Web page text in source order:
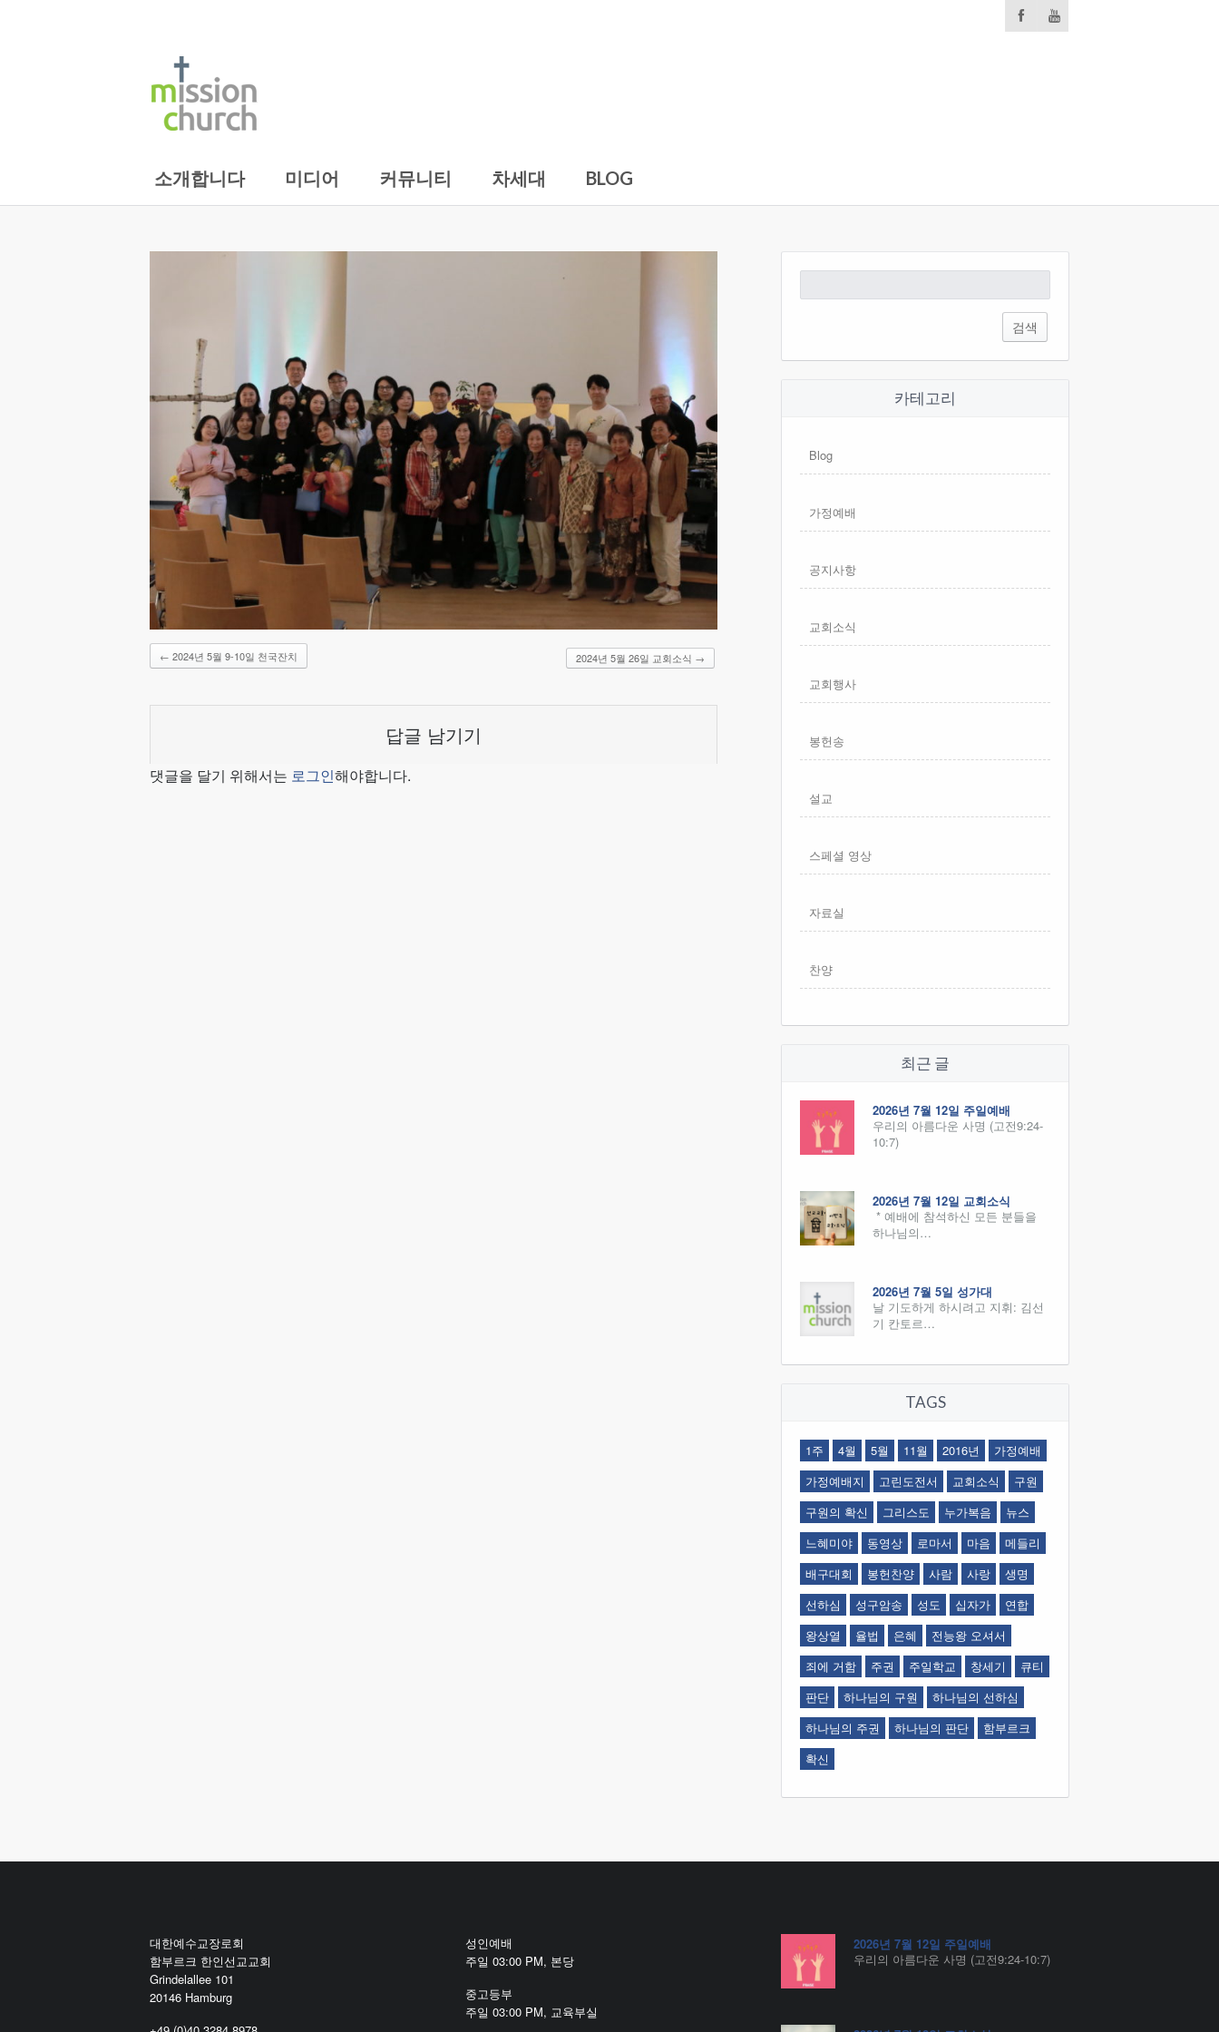
소개합니다 미디어 커뮤니티 차세대 BLOG
← 2024년 5월 9-10일 천국잔치 2024년 5월 26일 교회소식 →
답글 남기기
댓글을 달기 위해서는 로그인해야합니다.
색:
카테고리
Blog
가정예배
공지사항
교회소식
교회행사
봉헌송
설교
스페셜 영상
자료실
찬양
최근 글
2026년 7월 12일 주일예배
우리의 아름다운 사명 (고전9:24-
10:7)
2026년 7월 12일 교회소식
* 예배에 참석하신 모든 분들을
하나님의…
2026년 7월 5일 성가대
날 기도하게 하시려고 지휘: 김선
기 칸토르…
TAGS
1주 4월 5월 11월 2016년
가정예배
가정예배지
고린도전서 교회소식
구원
구원의 확신
그리스도 누가복음
뉴스
느혜미야
동영상 로마서 마음
메들리
배구대회
봉헌찬양 사람 사랑
생명
선하심
성구암송 성도 십자가
연합
왕상열
율법 은혜
전능왕 오셔서
죄에 거함
주권 주일학교 창세기
큐티
판단
하나님의 구원
하나님의 선하심
하나님의 주권
하나님의 판단
함부르크
확신
대한예수교장로회
함부르크 한인선교교회
Grindelallee 101
20146 Hamburg
성인예배
주일 03:00 PM, 본당
중고등부
주일 03:00 PM, 교육부실
2026년 7월 12일 주일예배
우리의 아름다운 사명 (고전9:24-10:7)